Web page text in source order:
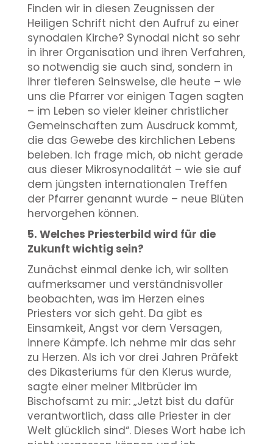
Finden wir in diesen Zeugnissen der
Heiligen Schrift nicht den Aufruf zu einer
synodalen Kirche? Synodal nicht so sehr
in ihrer Organisation und ihren Verfahren,
so notwendig sie auch sind, sondern in
ihrer tieferen Seinsweise, die heute – wie
uns die Pfarrer vor einigen Tagen sagten
– im Leben so vieler kleiner christlicher
Gemeinschaften zum Ausdruck kommt,
die das Gewebe des kirchlichen Lebens
beleben. Ich frage mich, ob nicht gerade
aus dieser Mikrosynodalität – wie sie auf
dem jüngsten internationalen Treffen
der Pfarrer genannt wurde – neue Blüten
hervorgehen können.
5. Welches Priesterbild wird für die
Zukunft wichtig sein?
Zunächst einmal denke ich, wir sollten
aufmerksamer und verständnisvoller
beobachten, was im Herzen eines
Priesters vor sich geht. Da gibt es
Einsamkeit, Angst vor dem Versagen,
innere Kämpfe. Ich nehme mir das sehr
zu Herzen. Als ich vor drei Jahren Präfekt
des Dikasteriums für den Klerus wurde,
sagte einer meiner Mitbrüder im
Bischofsamt zu mir: „Jetzt bist du dafür
verantwortlich, dass alle Priester in der
Welt glücklich sind“. Dieses Wort habe ich